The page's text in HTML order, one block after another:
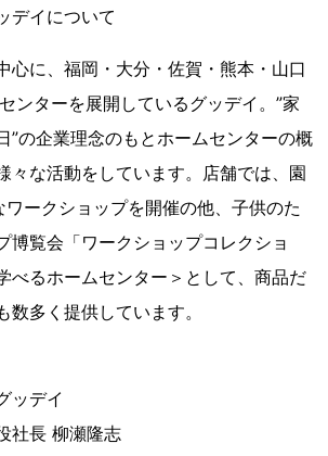
デイについて
心に、福岡・大分・佐賀・熊本・山口
ンターを展開しているグッデイ。”家
”の企業理念のもとホームセンターの概
々な活動をしています。店舗では、園
ークショップを開催の他、子供のた
博覧会「ワークショップコレクショ
べるホームセンター＞として、商品だ
数多く提供しています。
ッデイ
社長 柳瀬隆志